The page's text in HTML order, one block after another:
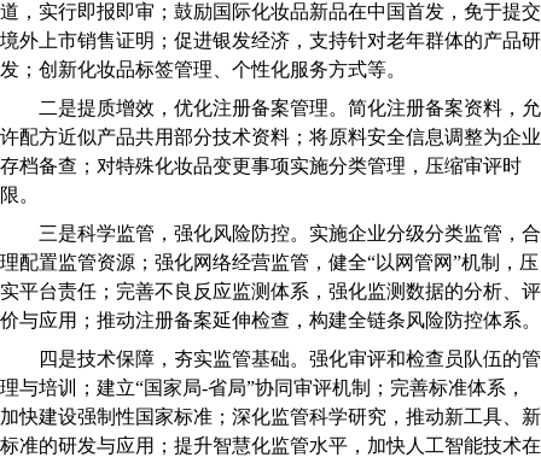
道，实行即报即审；鼓励国际化妆品新品在中国首发，免于提交
境外上市销售证明；促进银发经济，支持针对老年群体的产品研
发；创新化妆品标签管理、个性化服务方式等。
二是提质增效，优化注册备案管理。简化注册备案资料，允
许配方近似产品共用部分技术资料；将原料安全信息调整为企业
存档备查；对特殊化妆品变更事项实施分类管理，压缩审评时
限。
三是科学监管，强化风险防控。实施企业分级分类监管，合
理配置监管资源；强化网络经营监管，健全“以网管网”机制，压
实平台责任；完善不良反应监测体系，强化监测数据的分析、评
价与应用；推动注册备案延伸检查，构建全链条风险防控体系。
四是技术保障，夯实监管基础。强化审评和检查员队伍的管
理与培训；建立“国家局-省局”协同审评机制；完善标准体系，
加快建设强制性国家标准；深化监管科学研究，推动新工具、新
标准的研发与应用；提升智慧化监管水平，加快人工智能技术在